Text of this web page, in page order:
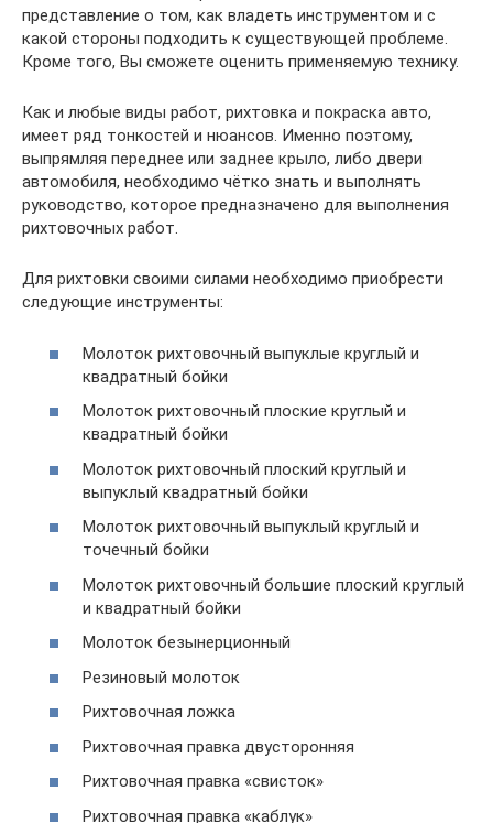
представление о том, как владеть инструментом и с
какой стороны подходить к существующей проблеме.
Кроме того, Вы сможете оценить применяемую технику.
Как и любые виды работ, рихтовка и покраска авто,
имеет ряд тонкостей и нюансов. Именно поэтому,
выпрямляя переднее или заднее крыло, либо двери
автомобиля, необходимо чётко знать и выполнять
руководство, которое предназначено для выполнения
рихтовочных работ.
Для рихтовки своими силами необходимо приобрести
следующие инструменты:
Молоток рихтовочный выпуклые круглый и
квадратный бойки
Молоток рихтовочный плоские круглый и
квадратный бойки
Молоток рихтовочный плоский круглый и
выпуклый квадратный бойки
Молоток рихтовочный выпуклый круглый и
точечный бойки
Молоток рихтовочный большие плоский круглый
и квадратный бойки
Молоток безынерционный
Резиновый молоток
Рихтовочная ложка
Рихтовочная правка двусторонняя
Рихтовочная правка «свисток»
Рихтовочная правка «каблук»